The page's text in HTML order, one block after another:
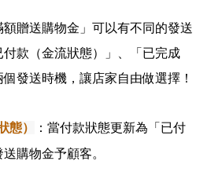
贈送購物金」可以有不同的發送
款（金流狀態）」、「已完成
個發送時機，讓店家自由做選擇！
態） ： 當付款狀態更新為「已付
購物金予顧客。